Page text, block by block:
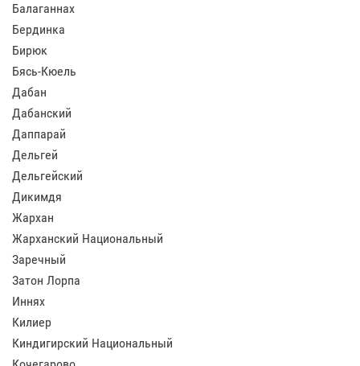
Балаганнах
Бердинка
Бирюк
Бясь-Кюель
Дабан
Дабанский
Даппарай
Дельгей
Дельгейский
Дикимдя
Жархан
Жарханский Национальный
Заречный
Затон Лорпа
Иннях
Килиер
Киндигирский Национальный